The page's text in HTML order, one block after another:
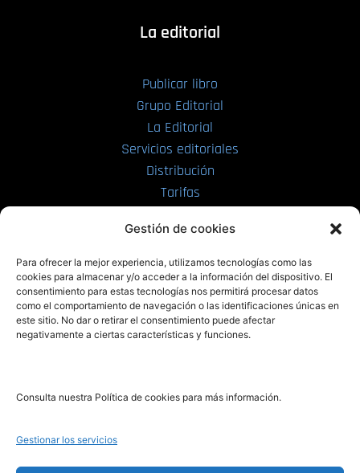
Gestión de cookies
Para ofrecer la mejor experiencia, utilizamos tecnologías como las
cookies para almacenar y/o acceder a la información del dispositivo. El
consentimiento para estas tecnologías nos permitirá procesar datos
como el comportamiento de navegación o las identificaciones únicas en
este sitio. No dar o retirar el consentimiento puede afectar
negativamente a ciertas características y funciones.
Consulta nuestra Política de cookies para más información.
Gestionar los servicios
La editorial
Publicar libro
Grupo Editorial
La Editorial
Servicios editoriales
Distribución
Tarifas
PRL | Films
PRL | Play
PRL | LAB
Noticias